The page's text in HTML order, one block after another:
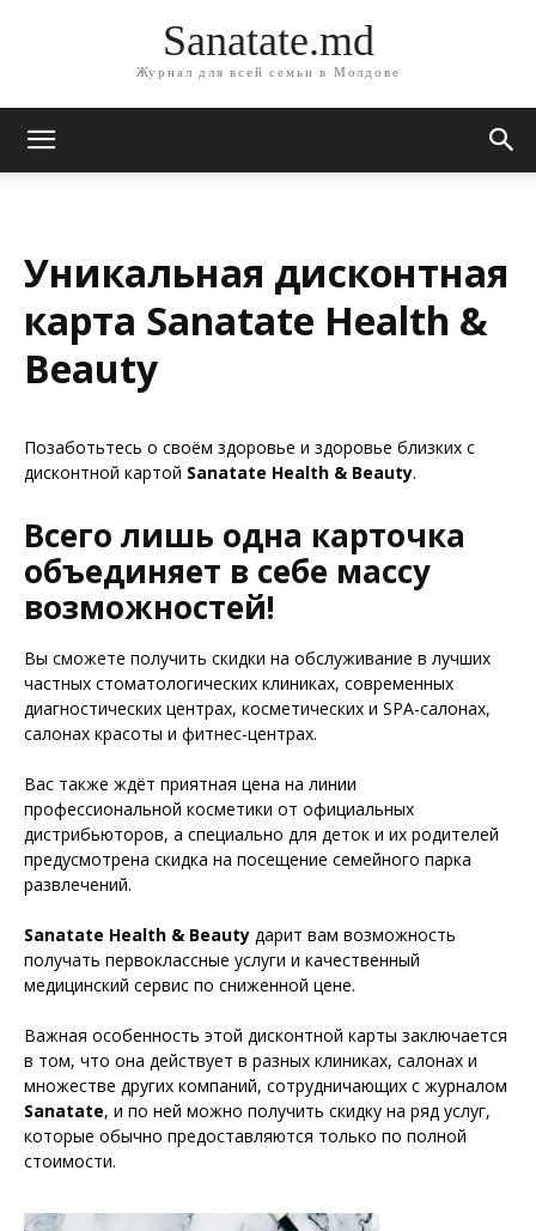
Sanatate.md
Журнал для всей семьи в Молдове
Уникальная дисконтная
карта Sanatate Health &
Beauty
Позаботьтесь о своём здоровье и здоровье близких с
дисконтной картой Sanatate Health & Beauty.
Всего лишь одна карточка
объединяет в себе массу
возможностей!
Вы сможете получить скидки на обслуживание в лучших
частных стоматологических клиниках, современных
диагностических центрах, косметических и SPA-салонах,
салонах красоты и фитнес-центрах.
Вас также ждёт приятная цена на линии
профессиональной косметики от официальных
дистрибьюторов, а специально для деток и их родителей
предусмотрена скидка на посещение семейного парка
развлечений.
Sanatate Health & Beauty дарит вам возможность
получать первоклассные услуги и качественный
медицинский сервис по сниженной цене.
Важная особенность этой дисконтной карты заключается
в том, что она действует в разных клиниках, салонах и
множестве других компаний, сотрудничающих с журналом
Sanatate, и по ней можно получить скидку на ряд услуг,
которые обычно предоставляются только по полной
стоимости.